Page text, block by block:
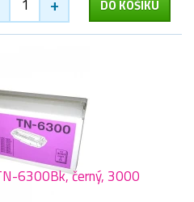
DO KOŠÍKU
6300Bk, černý, 3000